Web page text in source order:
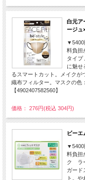
白元
ージ
▼5400
料負
タイ
に魅せ
るスマートカット。メイクが
織布フィルター。マスクの
【4902407582560】
価格： 276円(税込 304円)
ビー
▼5400
料負
ク ラ
ガード
ト。